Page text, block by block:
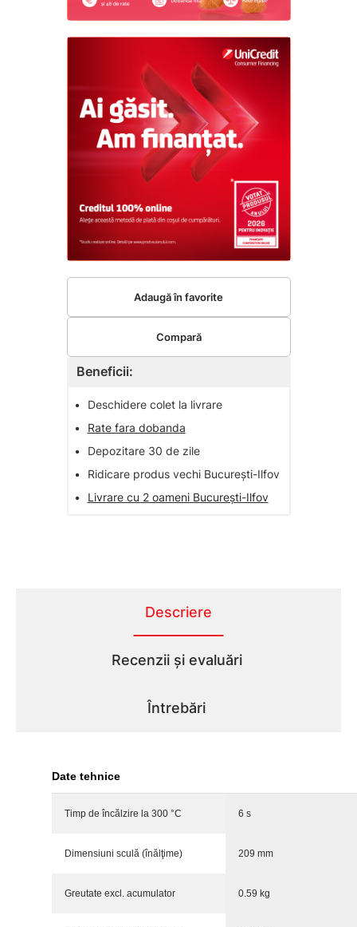
Beneficii:
•
Deschidere colet la livrare
•
Rate fara dobanda
•
Depozitare 30 de zile
•
Ridicare produs vechi București-Ilfov
•
Livrare cu 2 oameni București-Ilfov
Adaugă în favorite
Compară
Descriere
Recenzii și evaluări
Întrebări
Date tehnice
Timp de încălzire la 300 °C 6 s
Dimensiuni sculă (înălţime) 209 mm
Greutate excl. acumulator 0.59 kg